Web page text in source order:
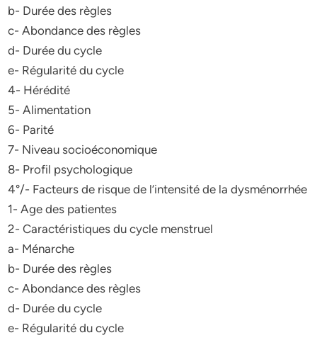
b- Durée des règles
c- Abondance des règles
d- Durée du cycle
e- Régularité du cycle
4- Hérédité
5- Alimentation
6- Parité
7- Niveau socioéconomique
8- Profil psychologique
4°/- Facteurs de risque de l’intensité de la dysménorrhée
1- Age des patientes
2- Caractéristiques du cycle menstruel
a- Ménarche
b- Durée des règles
c- Abondance des règles
d- Durée du cycle
e- Régularité du cycle